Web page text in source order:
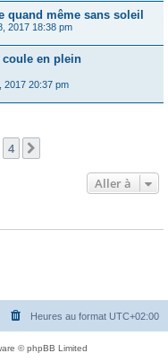
même sans soleil
2017 18:38 pm
coule en plein
2017 20:37 pm
4
Aller à
Heures au format UTC+02:00
© phpBB Limited